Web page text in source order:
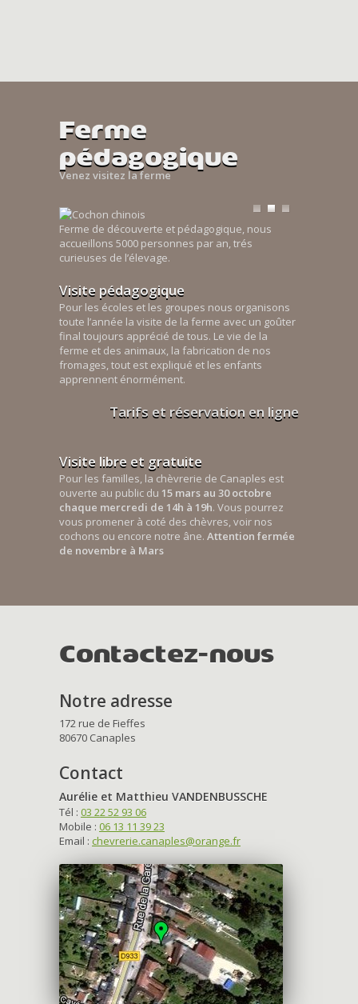
Ferme
pédagogique
Venez visitez la ferme
Ferme de découverte et pédagogique, nous
accueillons 5000 personnes par an, trés
curieuses de l’élevage.
Visite pédagogique
Pour les écoles et les groupes nous organisons
toute l’année la visite de la ferme avec un goûter
final toujours apprécié de tous. Le vie de la
ferme et des animaux, la fabrication de nos
fromages, tout est expliqué et les enfants
apprennent énormément.
Tarifs et réservation en ligne
Visite libre et gratuite
Pour les familles, la chèvrerie de Canaples est
ouverte au public du 15 mars au 30 octobre
chaque mercredi de 14h à 19h. Vous pourrez
vous promener à coté des chèvres, voir nos
cochons ou encore notre âne. Attention fermée
de novembre à Mars
Contactez-nous
Notre adresse
172 rue de Fieffes
80670 Canaples
Contact
Aurélie et Matthieu VANDENBUSSCHE
Tél : 03 22 52 93 06
Mobile : 06 13 11 39 23
Email : chevrerie.canaples@orange.fr